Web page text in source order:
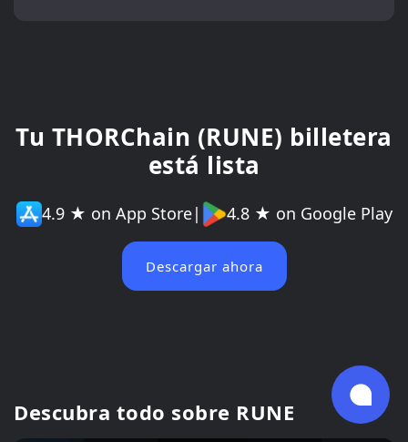
Tu THORChain (RUNE) billetera
está lista
4.9 ★ on App Store| 4.8 ★ on Google Play
Descargar ahora
Descubra todo sobre RUNE